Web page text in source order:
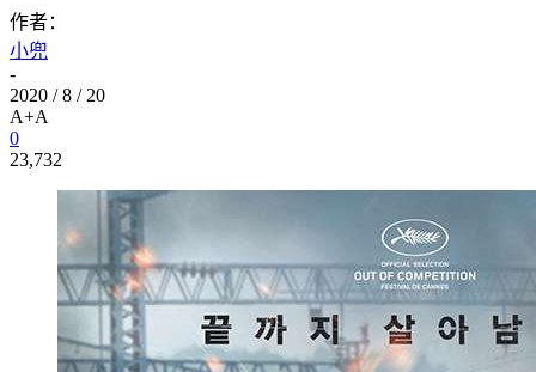
作者：
小兜
-
2020 / 8 / 20
A+A
0
23,732